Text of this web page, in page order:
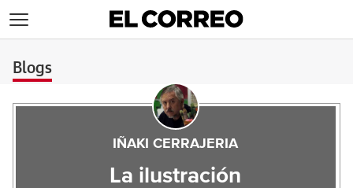
Blogs
IÑAKI CERRAJERIA
La ilustración